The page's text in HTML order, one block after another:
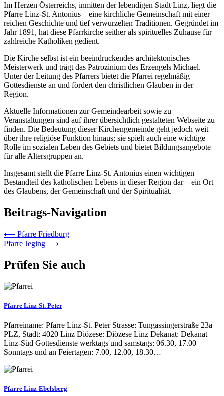
Im Herzen Österreichs, inmitten der lebendigen Stadt Linz, liegt die
Pfarre Linz-St. Antonius – eine kirchliche Gemeinschaft mit einer
reichen Geschichte und tief verwurzelten Traditionen. Gegründet im
Jahr 1891, hat diese Pfarrkirche seither als spirituelles Zuhause für
zahlreiche Katholiken gedient.
Die Kirche selbst ist ein beeindruckendes architektonisches
Meisterwerk und trägt das Patrozinium des Erzengels Michael.
Unter der Leitung des Pfarrers bietet die Pfarrei regelmäßig
Gottesdienste an und fördert den christlichen Glauben in der
Region.
Aktuelle Informationen zur Gemeindearbeit sowie zu
Veranstaltungen sind auf ihrer übersichtlich gestalteten Webseite zu
finden. Die Bedeutung dieser Kirchengemeinde geht jedoch weit
über ihre religiöse Funktion hinaus; sie spielt auch eine wichtige
Rolle im sozialen Leben des Gebiets und bietet Bildungsangebote
für alle Altersgruppen an.
Insgesamt stellt die Pfarre Linz-St. Antonius einen wichtigen
Bestandteil des katholischen Lebens in dieser Region dar – ein Ort
des Glaubens, der Gemeinschaft und der Spiritualität.
Beitrags-Navigation
⟵ Pfarre Friedburg
Pfarre Jeging ⟶
Prüfen Sie auch
Pfarre Linz-St. Peter
Pfarreiname: Pfarre Linz-St. Peter Strasse: Tungassingerstraße 23a
PLZ, Stadt: 4020 Linz Diözese: Diözese Linz Dekanat: Dekanat
Linz-Süd Gottesdienste werktags und samstags: 06.30, 17.00
Sonntags und an Feiertagen: 7.00, 12.00, 18.30…
Pfarre Linz-Ebelsberg